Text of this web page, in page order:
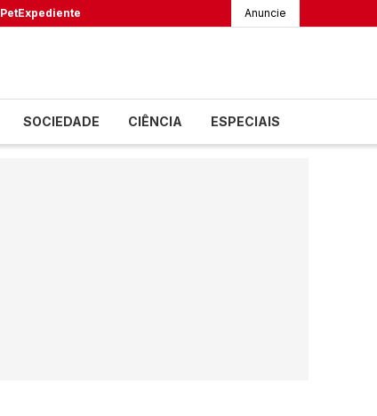
PetExpediente Anuncie
SOCIEDADE CIÊNCIA ESPECIAIS